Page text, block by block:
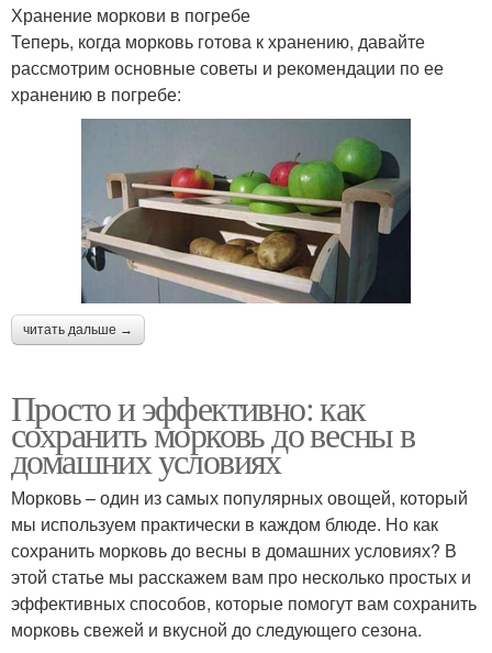
Хранение моркови в погребе
Теперь, когда морковь готова к хранению, давайте
рассмотрим основные советы и рекомендации по ее
хранению в погребе:
читать дальше →
Просто и эффективно: как
сохранить морковь до весны в
домашних условиях
Морковь – один из самых популярных овощей, который
мы используем практически в каждом блюде. Но как
сохранить морковь до весны в домашних условиях? В
этой статье мы расскажем вам про несколько простых и
эффективных способов, которые помогут вам сохранить
морковь свежей и вкусной до следующего сезона.